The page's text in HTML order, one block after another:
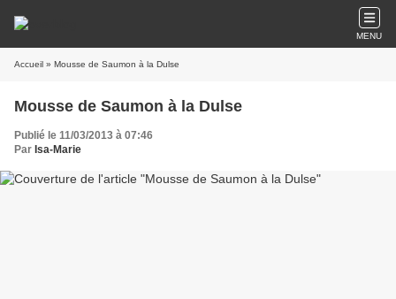
MENU
Accueil » Mousse de Saumon à la Dulse
Mousse de Saumon à la Dulse
Publié le 11/03/2013 à 07:46
Par Isa-Marie